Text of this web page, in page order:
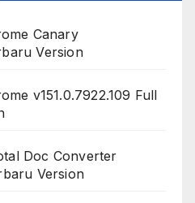
Canary
Version
v151.0.7922.109 Full
Doc Converter
Version